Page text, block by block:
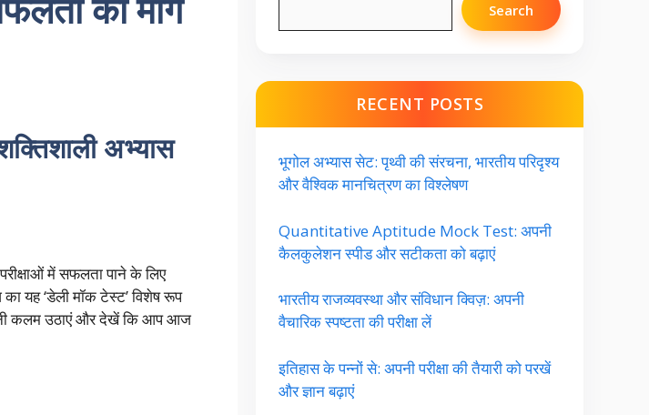
अभ्यास
में सफलता पाने के लिए
यह ‘डेली मॉक टेस्ट’ विशेष रूप
कलम उठाएं और देखें कि आप आज
Search
RECENT POSTS
भूगोल अभ्यास सेट: पृथ्वी की संरचना, भारतीय परिदृश्य
और वैश्विक मानचित्रण का विश्लेषण
Quantitative Aptitude Mock Test: अपनी
कैलकुलेशन स्पीड और सटीकता को बढ़ाएं
भारतीय राजव्यवस्था और संविधान क्विज़: अपनी
वैचारिक स्पष्टता की परीक्षा लें
इतिहास के पन्नों से: अपनी परीक्षा की तैयारी को परखें
और ज्ञान बढ़ाएं